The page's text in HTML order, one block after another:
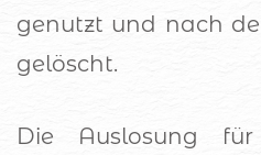
genutzt und nach
gelöscht.
Die Auslosung